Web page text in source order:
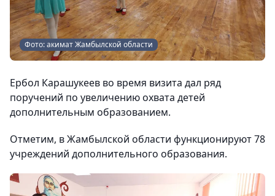
Фото: акимат Жамбылской области
Ербол Карашукеев во время визита дал ряд
поручений по увеличению охвата детей
дополнительным образованием.
Отметим, в Жамбылской области функционируют 78
учреждений дополнительного образования.